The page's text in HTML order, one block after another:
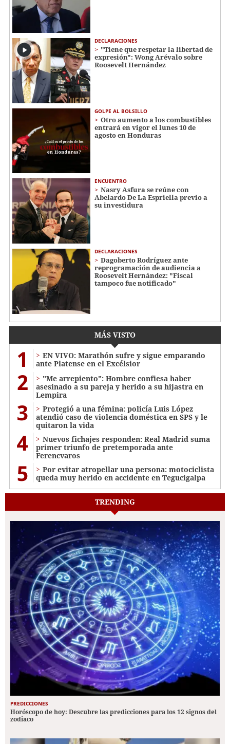
DECLARACIONES
"Tiene que respetar la libertad de
expresión": Wong Arévalo sobre
Roosevelt Hernández
GOLPE AL BOLSILLO
Otro aumento a los combustibles
entrará en vigor el lunes 10 de
agosto en Honduras
ENCUENTRO
Nasry Asfura se reúne con
Abelardo De La Espriella previo a
su investidura
DECLARACIONES
Dagoberto Rodríguez ante
reprogramación de audiencia a
Roosevelt Hernández: "Fiscal
tampoco fue notificado"
MÁS VISTO
1
EN VIVO: Marathón sufre y sigue emparando
ante Platense en el Excélsior
2
"Me arrepiento": Hombre confiesa haber
asesinado a su pareja y herido a su hijastra en
Lempira
3
Protegió a una fémina: policía Luis López
atendió caso de violencia doméstica en SPS y le
quitaron la vida
4
Nuevos fichajes responden: Real Madrid suma
primer triunfo de pretemporada ante
Ferencvaros
5
Por evitar atropellar una persona: motociclista
queda muy herido en accidente en Tegucigalpa
TRENDING
PREDICCIONES
Horóscopo de hoy: Descubre las predicciones para los 12 signos del
zodiaco